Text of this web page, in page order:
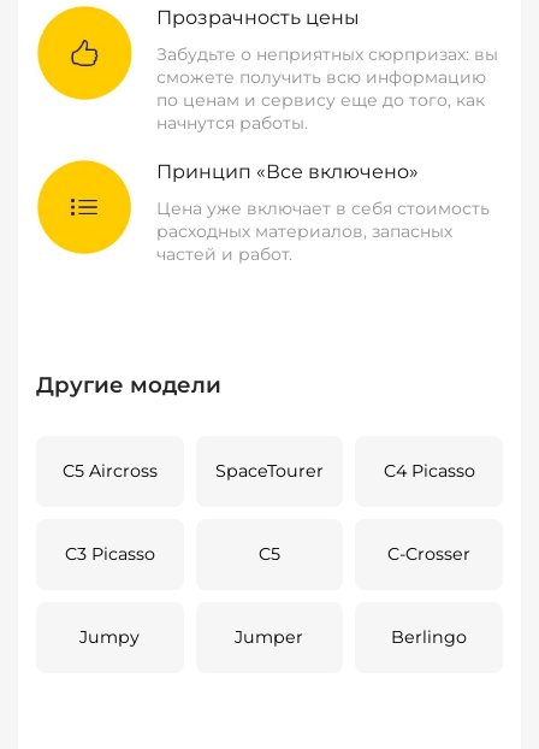
Прозрачность цены
Забудьте о неприятных сюрпризах: вы
сможете получить всю информацию
по ценам и сервису еще до того, как
начнутся работы.
Принцип «Все включено»
Цена уже включает в себя стоимость
расходных материалов, запасных
частей и работ.
Другие модели
C5 Aircross SpaceTourer C4 Picasso
C3 Picasso C5 C-Crosser
Jumpy Jumper Berlingo